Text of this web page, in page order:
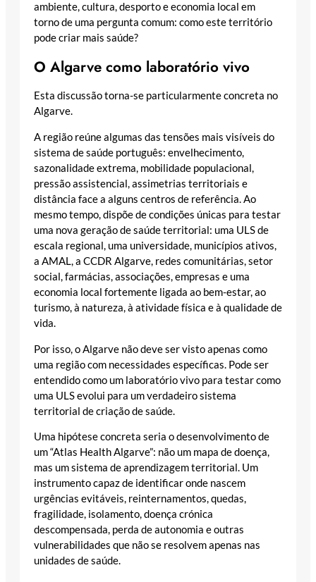
ambiente, cultura, desporto e economia local em
torno de uma pergunta comum: como este território
pode criar mais saúde?
O Algarve como laboratório vivo
Esta discussão torna-se particularmente concreta no
Algarve.
A região reúne algumas das tensões mais visíveis do
sistema de saúde português: envelhecimento,
sazonalidade extrema, mobilidade populacional,
pressão assistencial, assimetrias territoriais e
distância face a alguns centros de referência. Ao
mesmo tempo, dispõe de condições únicas para testar
uma nova geração de saúde territorial: uma ULS de
escala regional, uma universidade, municípios ativos,
a AMAL, a CCDR Algarve, redes comunitárias, setor
social, farmácias, associações, empresas e uma
economia local fortemente ligada ao bem-estar, ao
turismo, à natureza, à atividade física e à qualidade de
vida.
Por isso, o Algarve não deve ser visto apenas como
uma região com necessidades específicas. Pode ser
entendido como um laboratório vivo para testar como
uma ULS evolui para um verdadeiro sistema
territorial de criação de saúde.
Uma hipótese concreta seria o desenvolvimento de
um “Atlas Health Algarve”: não um mapa de doença,
mas um sistema de aprendizagem territorial. Um
instrumento capaz de identificar onde nascem
urgências evitáveis, reinternamentos, quedas,
fragilidade, isolamento, doença crónica
descompensada, perda de autonomia e outras
vulnerabilidades que não se resolvem apenas nas
unidades de saúde.